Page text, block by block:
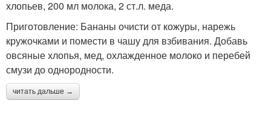
хлопьев, 200 мл молока, 2 ст.л. меда.
Приготовление: Бананы очисти от кожуры, нарежь
кружочками и помести в чашу для взбивания. Добавь
овсяные хлопья, мед, охлажденное молоко и перебей
смузи до однородности.
читать дальше →